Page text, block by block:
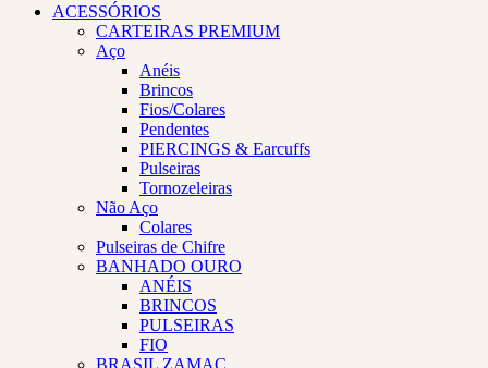
ACESSÓRIOS
CARTEIRAS PREMIUM
Aço
Anéis
Brincos
Fios/Colares
Pendentes
PIERCINGS & Earcuffs
Pulseiras
Tornozeleiras
Não Aço
Colares
Pulseiras de Chifre
BANHADO OURO
ANÉIS
BRINCOS
PULSEIRAS
FIO
BRASIL ZAMAC